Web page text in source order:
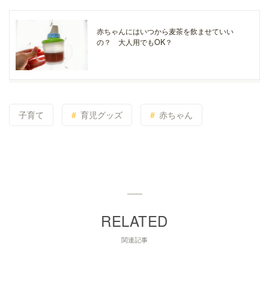
赤ちゃんにはいつから麦茶を飲ませていい
の？ 大人用でもOK？
子育て 育児グッズ 赤ちゃん
関連記事